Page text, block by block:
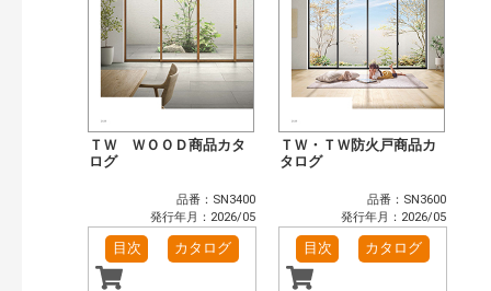
まずはここから（4）
施工イメージ・アイデア集（1）
リフォームおすすめ（14）
省エネ住宅関連（3）
補助金・優遇制度を知る（2）
カタログ一覧＆使い方（1）
カテゴリー
窓・シャッター（102）
玄関ドア・引戸（39）
インテリア建材（48）
エクステリア（123）
浴室（47）
洗面化粧室（31）
トイレ（60）
小型電気温水器（11）
水栓金具（46）
ＴＷ ＷＯＯＤ商品カタ
ログ
品番：SN3400
発行年月：2026/05
目次 カタログ
ＴＷ・ＴＷ防火戸商品カ
タログ
品番：SN3600
発行年月：2026/05
目次 カタログ